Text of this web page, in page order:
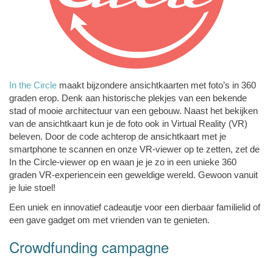
In the Circle maakt bijzondere ansichtkaarten met foto’s in 360
graden erop. Denk aan historische plekjes van een bekende
stad of mooie architectuur van een gebouw. Naast het bekijken
van de ansichtkaart kun je de foto ook in Virtual Reality (VR)
beleven. Door de code achterop de ansichtkaart met je
smartphone te scannen en onze VR-viewer op te zetten, zet de
In the Circle-viewer op en waan je je zo in een unieke 360
graden VR-experiencein een geweldige wereld. Gewoon vanuit
je luie stoel!
Een uniek en innovatief cadeautje voor een dierbaar familielid of
een gave gadget om met vrienden van te genieten.
Crowdfunding campagne